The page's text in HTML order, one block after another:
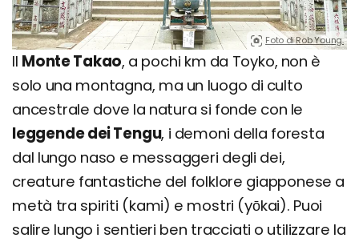
Foto di Rob Young.
Il Monte Takao, a pochi km da Toyko, non è
solo una montagna, ma un luogo di culto
ancestrale dove la natura si fonde con le
leggende dei Tengu, i demoni della foresta
dal lungo naso e messaggeri degli dei,
creature fantastiche del folklore giapponese a
metà tra spiriti (kami) e mostri (yōkai). Puoi
salire lungo i sentieri ben tracciati o utilizzare la